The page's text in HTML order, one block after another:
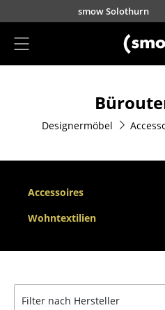
Direkt zum Inhaltsmow Solothurn
Esszimmerstühle
Sofas
Sessel
Loungesessel
Barhocker
Designermöbel
Accessoires
Wohntextilien
Filter nach Hersteller